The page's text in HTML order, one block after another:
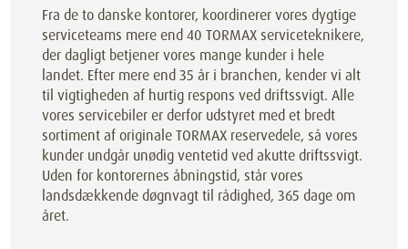
Fra de to danske kontorer, koordinerer vores dygtige
serviceteams mere end 40 TORMAX serviceteknikere,
der dagligt betjener vores mange kunder i hele
landet. Efter mere end 35 år i branchen, kender vi alt
til vigtigheden af hurtig respons ved driftssvigt. Alle
vores servicebiler er derfor udstyret med et bredt
sortiment af originale TORMAX reservedele, så vores
kunder undgår unødig ventetid ved akutte driftssvigt.
Uden for kontorernes åbningstid, står vores
landsdækkende døgnvagt til rådighed, 365 dage om
året.